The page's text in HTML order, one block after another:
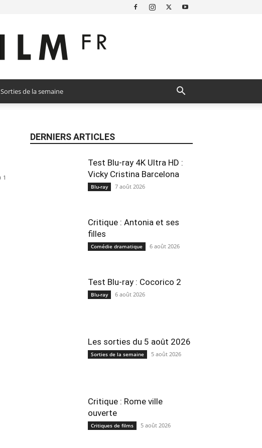
Sorties de la semaine
1
DERNIERS ARTICLES
Test Blu-ray 4K Ultra HD :
Vicky Cristina Barcelona
Blu-ray 7 août 2026
Critique : Antonia et ses
filles
Comédie dramatique 6 août 2026
Test Blu-ray : Cocorico 2
Blu-ray 6 août 2026
Les sorties du 5 août 2026
Sorties de la semaine 5 août 2026
Critique : Rome ville
ouverte
Critiques de films 5 août 2026